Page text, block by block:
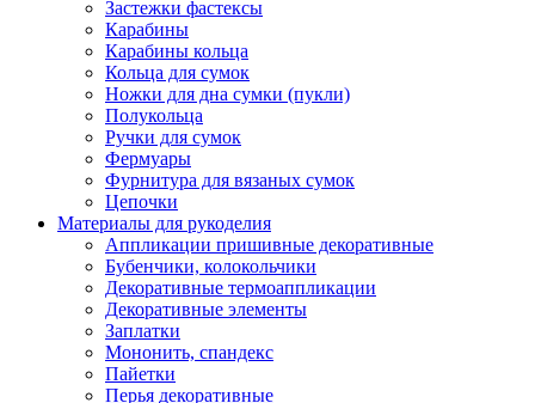
Застежки фастексы
Карабины
Карабины кольца
Кольца для сумок
Ножки для дна сумки (пукли)
Полукольца
Ручки для сумок
Фермуары
Фурнитура для вязаных сумок
Цепочки
Материалы для рукоделия
Аппликации пришивные декоративные
Бубенчики, колокольчики
Декоративные термоаппликации
Декоративные элементы
Заплатки
Мононить, спандекс
Пайетки
Перья декоративные